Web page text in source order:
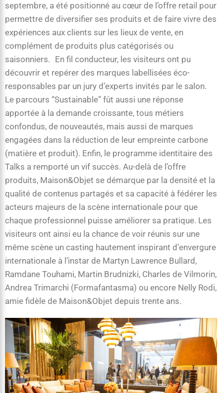
septembre, a été positionné au cœur de l’offre retail pour
permettre de diversifier ses produits et de faire vivre des
expériences aux clients sur les lieux de vente, en
complément de produits plus catégorisés ou
saisonniers. En fil conducteur, les visiteurs ont pu
découvrir et repérer des marques labellisées éco-
responsables par un jury d’experts invités par le salon.
Le parcours “Sustainable” fût aussi une réponse
apportée à la demande croissante, tous métiers
confondus, de nouveautés, mais aussi de marques
engagées dans la réduction de leur empreinte carbone
(matière et produit). Enfin, le programme identitaire des
Talks a remporté un vif succès. Au-delà de l’offre
produits, Maison&Objet se démarque par la densité et la
qualité de contenus partagés et sa capacité à fédérer les
acteurs majeurs de la scène internationale pour que
chaque professionnel puisse améliorer sa pratique. Les
visiteurs ont ainsi eu la chance de voir réunis sur une
même scène un casting hautement inspirant d’envergure
internationale à l’instar de Martyn Lawrence Bullard,
Ramdane Touhami, Martin Brudnizki, Charles de Vilmorin,
Andrea Trimarchi (Formafantasma) ou encore Nelly Rodi,
amie fidèle de Maison&Objet depuis trente ans.